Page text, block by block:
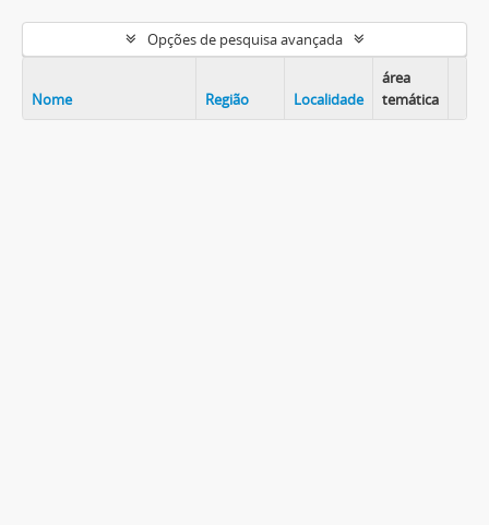
Opções de pesquisa avançada
Nome Região Localidade
área
temática